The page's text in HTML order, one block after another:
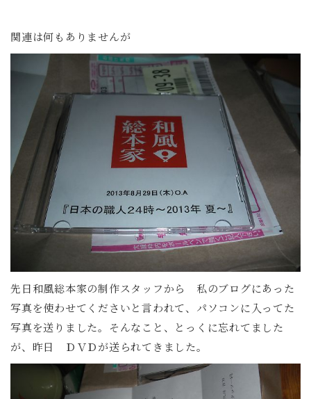
関連は何もありませんが
先日和風総本家の制作スタッフから 私のブログにあった
写真を使わせてくださいと言われて、パソコンに入ってた
写真を送りました。そんなこと、とっくに忘れてました
が、昨日 ＤＶＤが送られてきました。